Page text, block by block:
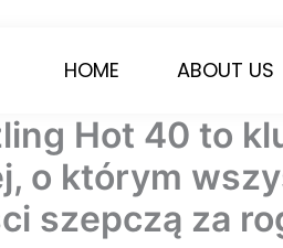
HOME ABOUT US
Hot 40 to
o którym
szepczą za